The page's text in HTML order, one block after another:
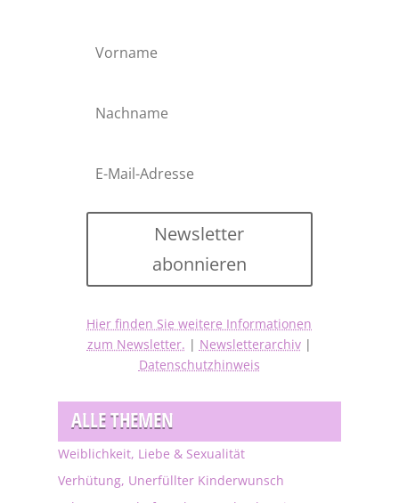
Newsletter
abonnieren
Hier finden Sie weitere Informationen
zum Newsletter. | Newsletterarchiv|
Datenschutzhinweis
ALLE THEMEN
Weiblichkeit, Liebe & Sexualität
Verhütung, Unerfüllter Kinderwunsch